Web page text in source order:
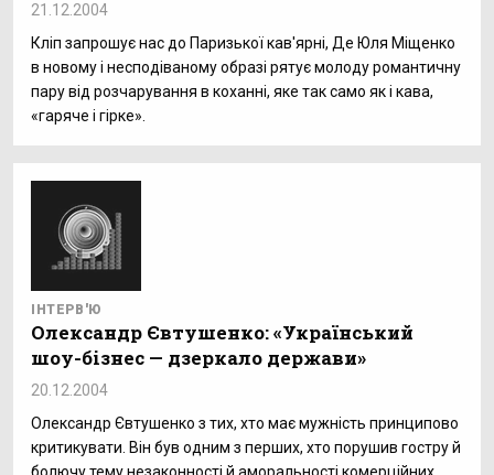
21.12.2004
Кліп запрошує нас до Паризької кав'ярні, Де Юля Міщенко
в новому і несподіваному образі рятує молоду романтичну
пару від розчарування в коханні, яке так само як і кава,
«гаряче і гірке».
ІНТЕРВ'Ю
Олександр Євтушенко: «Український
шоу-бізнес — дзеркало держави»
20.12.2004
Олександр Євтушенко з тих, хто має мужність принципово
критикувати. Він був одним з перших, хто порушив гостру й